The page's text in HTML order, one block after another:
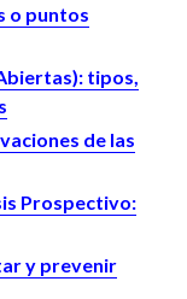
o puntos
tipos,
de las
Prospectivo:
y prevenir